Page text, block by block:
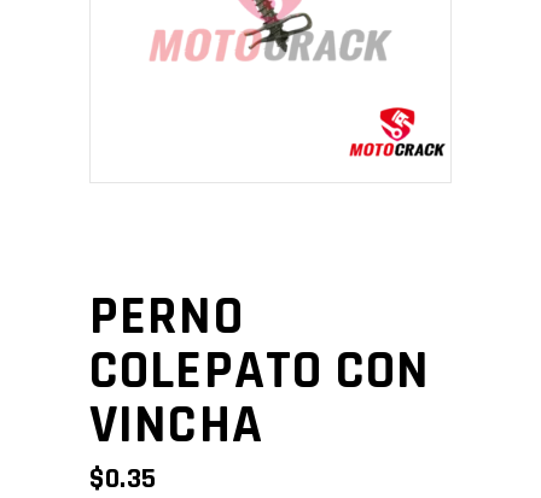
PERNO
COLEPATO CON
VINCHA
$0.35